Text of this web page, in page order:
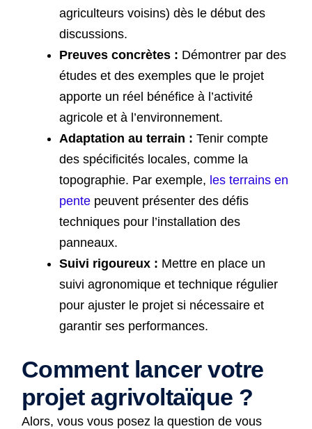
agriculteurs voisins) dès le début des
discussions.
Preuves concrètes : Démontrer par des
études et des exemples que le projet
apporte un réel bénéfice à l’activité
agricole et à l’environnement.
Adaptation au terrain : Tenir compte
des spécificités locales, comme la
topographie. Par exemple, les terrains en
pentepeuvent présenter des défis
techniques pour l’installation des
panneaux.
Suivi rigoureux : Mettre en place un
suivi agronomique et technique régulier
pour ajuster le projet si nécessaire et
garantir ses performances.
Comment lancer votre
projet agrivoltaïque ?
Alors, vous vous posez la question de vous